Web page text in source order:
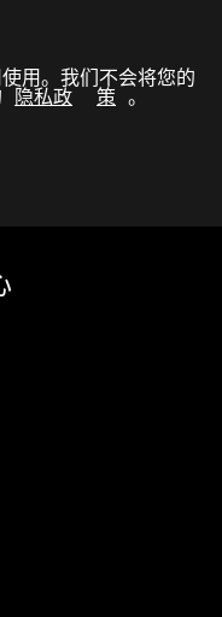
用。我们不会将您的
隐私政 策 。